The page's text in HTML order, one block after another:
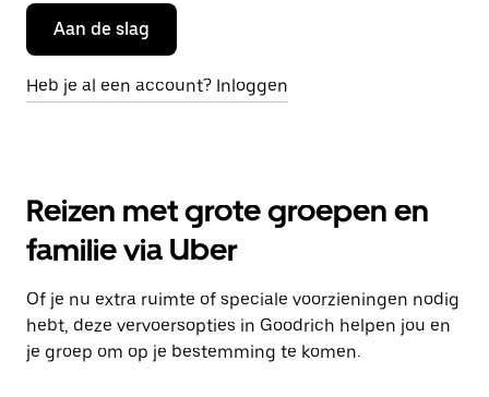
Aan de slag
Heb je al een account? Inloggen
Reizen met grote groepen en
familie via Uber
Of je nu extra ruimte of speciale voorzieningen nodig
hebt, deze vervoersopties in Goodrich helpen jou en
je groep om op je bestemming te komen.